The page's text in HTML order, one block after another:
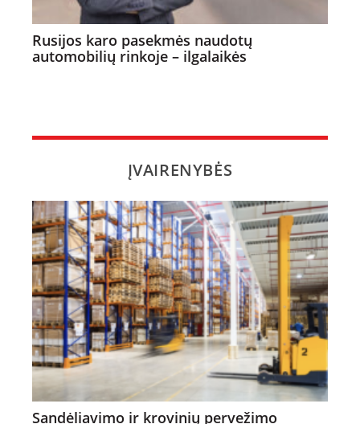
Rusijos karo pasekmės naudotų
automobilių rinkoje – ilgalaikės
ĮVAIRENYBĖS
Sandėliavimo ir krovinių pervežimo